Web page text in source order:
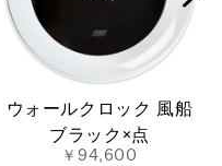
ウォールクロック 風船
ブラック×点
￥94,600